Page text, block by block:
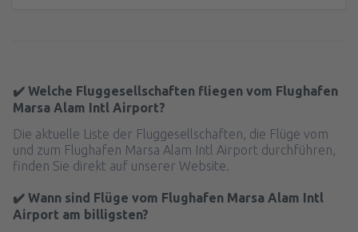
✔️ Welche Fluggesellschaften fliegen vom Flughafen
Marsa Alam Intl Airport?
Die aktuelle Liste der Fluggesellschaften, die Flüge vom
und zum Flughafen Marsa Alam Intl Airport durchführen,
finden Sie direkt auf unserer Website.
✔️ Wann sind Flüge vom Flughafen Marsa Alam Intl
Airport am billigsten?